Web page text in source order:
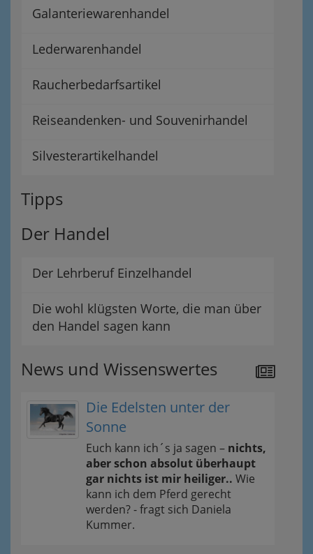
Galanteriewarenhandel
Lederwarenhandel
Raucherbedarfsartikel
Reiseandenken- und Souvenirhandel
Silvesterartikelhandel
Tipps
Der Handel
Der Lehrberuf Einzelhandel
Die wohl klügsten Worte, die man über
den Handel sagen kann
News und Wissenswertes
Die Edelsten unter der
Sonne
Euch kann ich´s ja sagen – nichts,
aber schon absolut überhaupt
gar nichts ist mir heiliger.. Wie
kann ich dem Pferd gerecht
werden? - fragt sich Daniela
Kummer.